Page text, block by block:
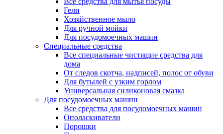
Гели
Хозяйственное мыло
Для ручной мойки
Для посудомоечных машин
Специальные средства
Все специальные чистящие средства для
дома
От следов скотча, надписей, полос от обуви
Для бутылей с узким горлом
Универсальная силиконовая смазка
Для посудомоечных машин
Все средства для посудомоечных машин
Ополаскиватели
Порошки